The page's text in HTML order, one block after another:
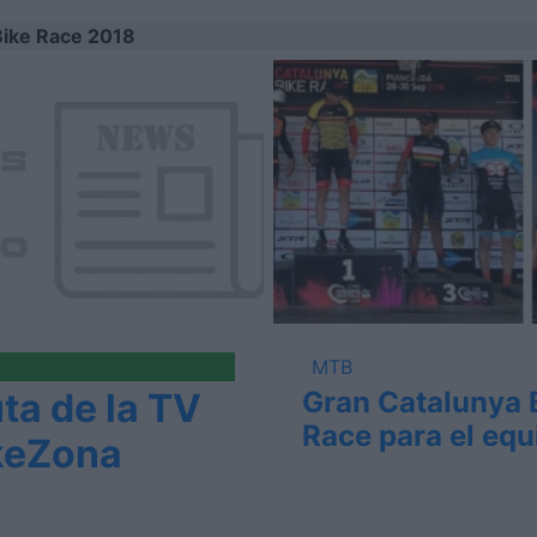
Race 2018
de la TV
MTB
Gran Catalunya
Race para el